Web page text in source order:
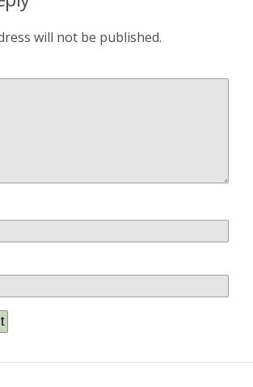
will not be published.